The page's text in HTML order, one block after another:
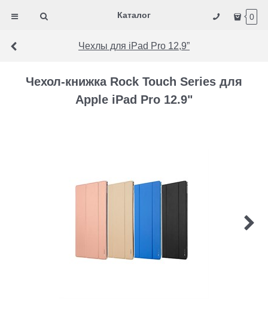
Каталог 0
Чехлы для iPad Pro 12,9”
Чехол-книжка Rock Touch Series для
Apple iPad Pro 12.9"